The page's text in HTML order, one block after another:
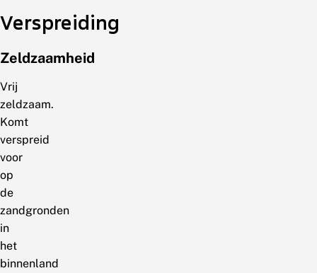
Verspreiding
Zeldzaamheid
Vrij
zeldzaam.
Komt
verspreid
voor
op
de
zandgronden
in
het
binnenland